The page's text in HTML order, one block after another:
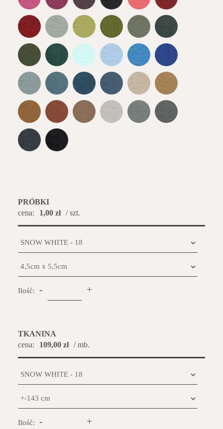
PRÓBKI
cena:
1,00 zł / szt.
Ilość: - +
TKANINA
cena:
109,00 zł / mb.
Ilość: - +